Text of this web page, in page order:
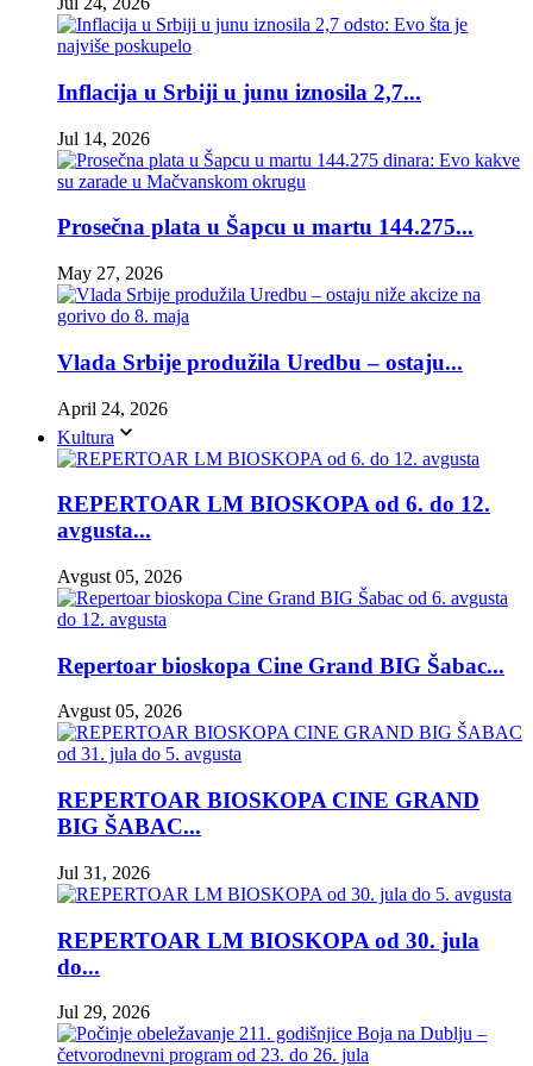
Inflacija u Srbiji u junu iznosila 2,7...
Jul 14, 2026
Prosečna plata u Šapcu u martu 144.275...
May 27, 2026
Vlada Srbije produžila Uredbu – ostaju...
April 24, 2026
Kultura
REPERTOAR LM BIOSKOPA od 6. do 12.
avgusta...
Avgust 05, 2026
Repertoar bioskopa Cine Grand BIG Šabac...
Avgust 05, 2026
REPERTOAR BIOSKOPA CINE GRAND
BIG ŠABAC...
Jul 31, 2026
REPERTOAR LM BIOSKOPA od 30. jula
do...
Jul 29, 2026